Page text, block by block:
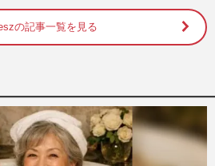
ンタイン》女性が選ぶ本命チョコを
たくない」男性有名人は…宮根誠
年2月24日号
、テレ朝『炎のチャレンジャー』
ぼ企画で隠れた人の場所を暴露す
り行為”に菊池風…
の記事一覧を見る